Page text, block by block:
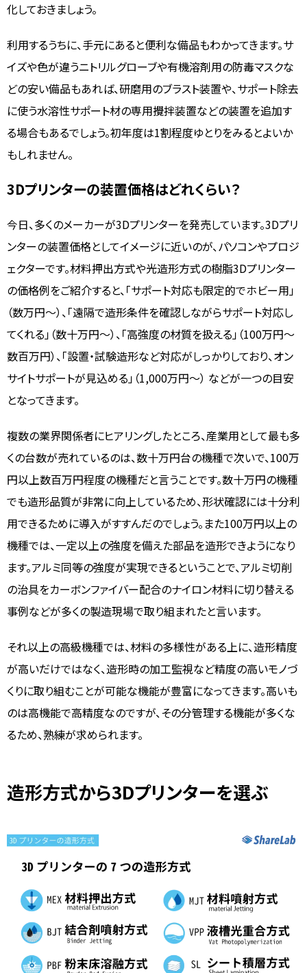
化しておきましょう。
利用するうちに、手元にあると便利な備品もわかってきます。サ
イズや色が違うニトリルグローブや有機溶剤用の防毒マスクな
どの安い備品もあれば、研磨用のブラスト装置や、サポート除去
に使う水溶性サポート材の専用攪拌装置などの装置を追加す
る場合もあるでしょう。初年度は1割程度ゆとりをみるとよいか
もしれません。
3Dプリンターの装置価格はどれくらい？
今日、多くのメーカーが3Dプリンターを発売しています。3Dプリ
ンターの装置価格としてイメージに近いのが、パソコンやプロジ
ェクターです。材料押出方式や光造形方式の樹脂3Dプリンター
の価格例をご紹介すると、「サポート対応も限定的でホビー用」
（数万円～）、「遠隔で造形条件を確認しながらサポート対応し
てくれる」（数十万円～）、「高強度の材質を扱える」（100万円～
数百万円）、「設置・試験造形など対応がしっかりしており、オン
サイトサポートが見込める」（1,000万円～） などが一つの目安
となってきます。
複数の業界関係者にヒアリングしたところ、産業用として最も多
くの台数が売れているのは、数十万円台の機種で次いで、100万
円以上数百万円程度の機種だと言うことです。数十万円の機種
でも造形品質が非常に向上しているため、形状確認には十分利
用できるために導入がすすんだのでしょう。また100万円以上の
機種では、一定以上の強度を備えた部品を造形できようになり
ます。アルミ同等の強度が実現できるということで、アルミ切削
の治具をカーボンファイバー配合のナイロン材料に切り替える
事例などが多くの製造現場で取り組まれたと言います。
それ以上の高級機種では、材料の多様性がある上に、造形精度
が高いだけではなく、造形時の加工監視など精度の高いモノづ
くりに取り組むことが可能な機能が豊富になってきます。高いも
のは高機能で高精度なのですが、その分管理する機能が多くな
るため、熟練が求められます。
造形方式から3Dプリンターを選ぶ